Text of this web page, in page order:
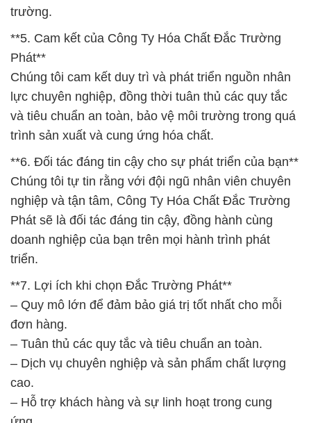
trường.
**5. Cam kết của Công Ty Hóa Chất Đắc Trường
Phát**
Chúng tôi cam kết duy trì và phát triển nguồn nhân
lực chuyên nghiệp, đồng thời tuân thủ các quy tắc
và tiêu chuẩn an toàn, bảo vệ môi trường trong quá
trình sản xuất và cung ứng hóa chất.
**6. Đối tác đáng tin cậy cho sự phát triển của bạn**
Chúng tôi tự tin rằng với đội ngũ nhân viên chuyên
nghiệp và tận tâm, Công Ty Hóa Chất Đắc Trường
Phát sẽ là đối tác đáng tin cậy, đồng hành cùng
doanh nghiệp của bạn trên mọi hành trình phát
triển.
**7. Lợi ích khi chọn Đắc Trường Phát**
– Quy mô lớn để đảm bảo giá trị tốt nhất cho mỗi
đơn hàng.
– Tuân thủ các quy tắc và tiêu chuẩn an toàn.
– Dịch vụ chuyên nghiệp và sản phẩm chất lượng
cao.
– Hỗ trợ khách hàng và sự linh hoạt trong cung